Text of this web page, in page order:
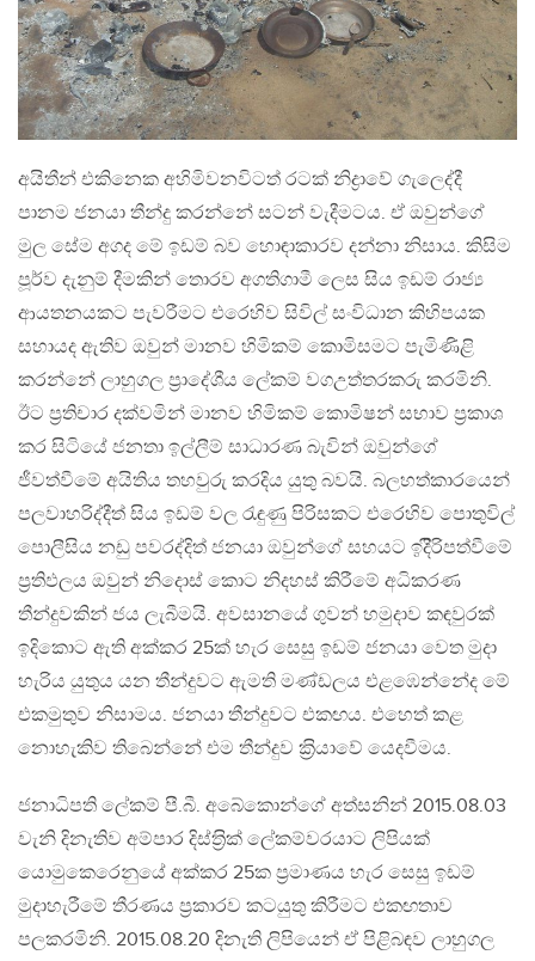
අයිතීන් එකිනෙක අහිමිවනවිටත් රටක් නිද්‍රාවේ ගැලෙද්දී
පානම ජනයා තීන්දු කරන්නේ සටන් වැදීමටය. ඒ ඔවුන්ගේ
මුල සේම අගද මේ ඉඩම් බව හොඳාකාරව දන්නා නිසාය. කිසිම
පූර්ව දැනුම් දීමකින් තොරව අගතිගාමී ලෙස සිය ඉඩම් රාජ්‍ය
ආයතනයකට පැවරීමට එරෙහිව සිවිල් සංවිධාන කිහිපයක
සහායද ඇතිව ඔවුන් මානව හිමිකම් කොමිසමට පැමිණිළි
කරන්නේ ලාහුගල ප‍්‍රාදේශීය ලේකම් වගඋත්තරකරු කරමිනි.
ඊට ප‍්‍රතිචාර දක්වමින් මානව හිමිකම් කොමිෂන් සභාව ප‍්‍රකාශ
කර සිටියේ ජනතා ඉල්ලීම් සාධාරණ බැවින් ඔවුන්ගේ
ජීවත්වීමේ අයිතිය තහවුරු කරදිය යුතු බවයි. බලහත්කාරයෙන්
පලවාහරිද්දීත් සිය ඉඩම් වල රැඳුණු පිරිසකට එරෙහිව පොතුවිල්
පොලීසිය නඩු පවරද්දිත් ජනයා ඔවුන්ගේ සහයට ඉදිිරිපත්වීමේ
ප‍්‍රතිඵලය ඔවුන් නිදොස් කොට නිදහස් කිරීමේ අධිකරණ
තීන්දුවකින් ජය ලැබීමයි. අවසානයේ ගුවන් හමුදාව කඳවුරක්
ඉදිකොට ඇති අක්කර 25ක් හැර සෙසු ඉඩම් ජනයා වෙත මුදා
හැරිය යුතුය යන තීන්දුවට ඇමති මණ්ඩලය එළඹෙන්නේද මේ
එකමුතුව නිසාමය. ජනයා තීන්දුවට එකඟය. එහෙත් කළ
නොහැකිව තිබෙන්නේ එම තීන්දුව ක‍්‍රියාවේ යෙදවීමය.
ජනාධිපති ලේකම් පී.බී. අබේකොන්ගේ අත්සනින් 2015.08.03
වැනි දිනැතිව අම්පාර දිස්ත‍්‍රික් ලේකම්වරයාට ලිපියක්
යොමුකෙරෙනුයේ අක්කර 25ක ප‍්‍රමාණය හැර සෙසු ඉඩම්
මුදාහැරීමේ තීරණය ප‍්‍රකාරව කටයුතු කිරීමට එකඟතාව
පලකරමිනි. 2015.08.20 දිනැති ලිපියෙන් ඒ පිළිබඳව ලාහුගල